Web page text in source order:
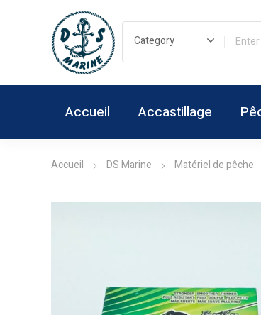
Accueil Accastillage
Accueil DS Marine Matériel de pêche